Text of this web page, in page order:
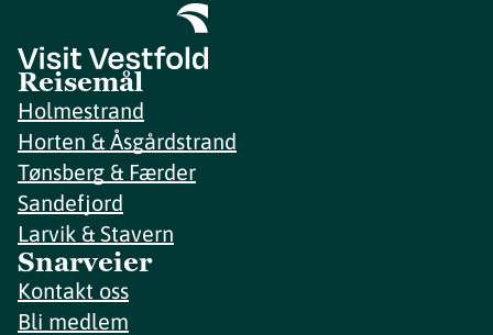
Reisemål
Holmestrand
Horten & Åsgårdstrand
Tønsberg & Færder
Sandefjord
Larvik & Stavern
Snarveier
Kontakt oss
Bli medlem